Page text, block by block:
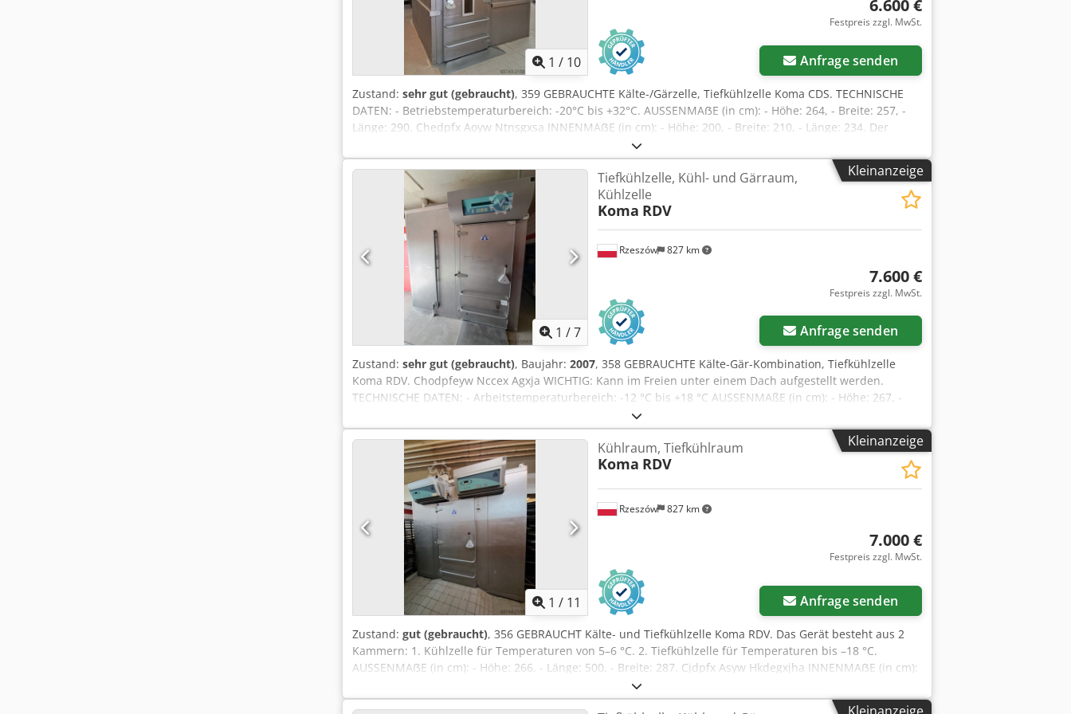
1 / 10
6.600 €
Festpreis zzgl. MwSt.
Anfrage senden
Zustand: sehr gut (gebraucht), 359 GEBRAUCHTE Kälte-/Gärzelle, Tiefkühlzelle Koma CDS. TECHNISCHE
DATEN: - Betriebstemperaturbereich: -20°C bis +32°C. AUSSENMAẞE (in cm): - Höhe: 264, - Breite: 257, -
Länge: 290. Chedpfx Aoyw Ntnsgxsa INNENMAẞE (in cm): - Höhe: 200, - Breite: 210, - Länge: 234. Der
angegebene Preis ist Nettopreis. WIR SPRECHEN ENGLISCH, DEUTSCH, FRANZÖSISCH, RUSSISCH,
UKRAINISCH. Wir haben in unseren Lagern viele Bäckereiofen vorrätig: Etagenöfen, Rotationsöfen, Gas-,
Öl-, Elektroöfen verschiedener Hersteller. Außerdem bieten wir Maschinen und Bäckereiausrüstung,
Brötchenlinien, Brotlinien an. Wenn Sie unser vollständiges und aktuelles Angebot sehen möchten,
besuchen Sie unser Profil Bakeres.
Kleinanzeige
1 /7
Rzeszów 827 km
Tiefkühlzelle, Kühl- und Gärraum,
Kühlzelle
Koma RDV
7.600 €
Festpreis zzgl. MwSt.
Anfrage senden
Zustand: sehr gut (gebraucht), Baujahr: 2007, 358 GEBRAUCHTE Kälte-Gär-Kombination, Tiefkühlzelle
Koma RDV. Chodpfeyw Nccex Agxja WICHTIG: Kann im Freien unter einem Dach aufgestellt werden.
TECHNISCHE DATEN: - Arbeitstemperaturbereich: -12 °C bis +18 °C AUSSENMAßE (in cm): - Höhe: 267, -
Breite: 257, - Länge: 410. INNENMAßE (in cm): - Höhe: 198, - Breite: 210, - Länge: 354. Angegebener Preis
ist Netto-Preis. Wir sprechen Englisch, Deutsch, Französisch, Russisch und Ukrainisch. In unserem Lager
führen wir zahlreiche Bäckereiofen: Etagenöfen, Stikkenöfen, Gas-, Öl- und Elektroofen verschiedener
Hersteller. Wir bieten auch weitere Bäckereimaschinen, -geräte, Brötchenlinien und Brotanlagen an.
Wenn Sie unser vollständiges, aktuelles Angebot sehen möchten, besuchen Sie unser Profil bei Bakeres.
Kleinanzeige
1 / 11
Rzeszów 827 km
Kühlraum, Tiefkühlraum
Koma RDV
7.000 €
Festpreis zzgl. MwSt.
Anfrage senden
Zustand: gut (gebraucht), 356 GEBRAUCHT Kälte- und Tiefkühlzelle Koma RDV. Das Gerät besteht aus 2
Kammern: 1. Kühlzelle für Temperaturen von 5–6 °C. 2. Tiefkühlzelle für Temperaturen bis –18 °C.
AUSSENMAẞE (in cm): - Höhe: 266, - Länge: 500, - Breite: 287. Cjdpfx Asyw Hkdegxjha INNENMAẞE (in cm):
- Höhe: 195, - Länge: 402, - Breite: 264. Der angegebene Preis ist Netto. WIR SPRECHEN ENGLISCH,
DEUTSCH, FRANZÖSISCH, RUSSISCH, UKRAINISCH. Wir haben auf Lager eine große Auswahl an Backöfen: